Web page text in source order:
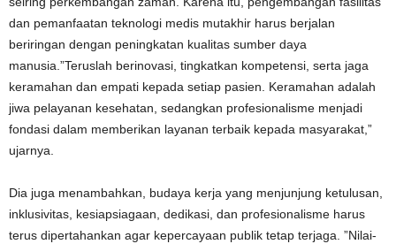
dan pemanfaatan teknologi medis mutakhir harus berjalan
beriringan dengan peningkatan kualitas sumber daya
manusia.”Teruslah berinovasi, tingkatkan kompetensi, serta jaga
keramahan dan empati kepada setiap pasien. Keramahan adalah
jiwa pelayanan kesehatan, sedangkan profesionalisme menjadi
fondasi dalam memberikan layanan terbaik kepada masyarakat,”
ujarnya.
Dia juga menambahkan, budaya kerja yang menjunjung ketulusan,
inklusivitas, kesiapsiagaan, dedikasi, dan profesionalisme harus
terus dipertahankan agar kepercayaan publik tetap terjaga. ”Nilai-